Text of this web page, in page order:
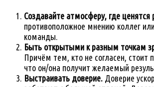
Создавайте атмосферу, где
противоположное мнению коллег
команды.
Быть открытыми к разным точкам
Причём тем, кто не согласен,
что он/она получит желаемый
Выстраивать доверие. Доверие